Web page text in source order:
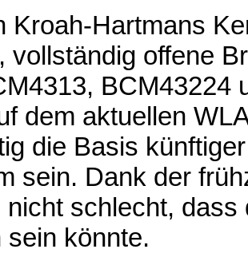
Kroah-Hartmans
vollständig offene
BCM43224
dem aktuellen
die Basis
sein. Dank der
nicht schlecht,
sein könnte.